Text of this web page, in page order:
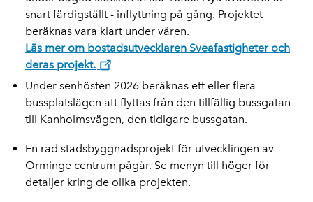
snart färdigställt - inflyttning på gång. Projektet
beräknas vara klart under våren.
Läs mer om bostadsutvecklaren Sveafastigheter och
deras projekt.
Under senhösten 2026 beräknas ett eller flera
bussplatslägen att flyttas från den tillfällig bussgatan
till Kanholmsvägen, den tidigare bussgatan.
En rad stadsbyggnadsprojekt för utvecklingen av
Orminge centrum pågår. Se menyn till höger för
detaljer kring de olika projekten.